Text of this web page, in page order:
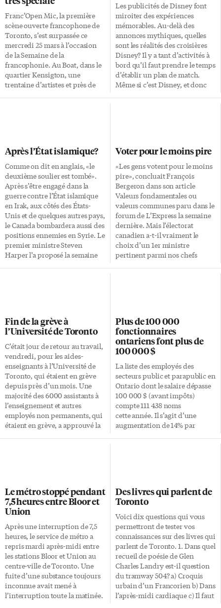
Franc’Open Mic, la première
scène ouverte francophone de
Toronto, s’est surpassée ce
mercredi 25 mars à l’occasion
de la Semaine de la
francophonie. Au Boat, dans le
quartier Kensigton, une
trentaine d’artistes et près de
Franc’Open Mic avec un
enthousiasme et un
dynamisme sans précédent.
Côté chansons, ce sont les
Coureurs des bois, tout droit
venus de Penetanguishene, qui
ont ouvert le bal. Puis, Luce
accompagnée de son ukulélé a
revisité le célèbre San Francisco
de Maxime […]
Les publicités de Disney font
miroiter des expériences
mémorables. Au-delà des
annonces mythiques, quelles
sont les réalités des croisières
Disney? Il y a tant d’activités à
bord qu’il faut prendre le temps
d’établir un plan de match.
Même si c’est Disney, et donc
systèmes et que les enfants
s’acclimatent à cet
environnement survolté. Nous
avons fait sur le Disney Dream
une croisière de trois nuitées,
fort pratique pour tant de […]
Après l’État islamique?
Comme on dit en anglais, «le
deuxième soulier est tombé».
Après s’être engagé dans la
guerre contre l’État islamique
en Irak, aux côtés des États-
Unis et de quelques autres pays,
le Canada bombardera aussi des
positions ennemies en Syrie. Le
premier ministre Steven
Harper l’a proposé la semaine
Démocrates et Libéraux à
réaffirmer leur opposition à
cette mission, car elle est
relativement populaire au sein
de la population canadienne.
L’État islamique (ÉI ou Daesch,
l’acronyme arabe de Dawlat […]
Voter pour le moins pire
«Les gens votent pour le moins
pire», concluait François
Bergeron dans son article
Valeurs fondamentales ou
valeurs communes paru dans le
forum de L’Express la semaine
dernière. Mais l’électorat
canadien a-t-il vraiment le
choix d’un 1er ministre
pertinent parmi nos chefs
inspirer. D’aucuns perçoivent
Harper comme un guerrier,
républicain américain de
droite… Mulcair tel un
socialiste modéré sans charisme
ni créativité… et Trudeau, un
jeune traditionaliste immature
et démodé… Reste Elizabeth […]
Fin de la grève à
l’Université de Toronto
C’était jour de retour au travail,
vendredi, pour les aides-
enseignants à l’Université de
Toronto, qui étaient en grève
depuis près d’un mois. Une
majorité des 6000 assistants à
l’enseignement et autres
employés non permanents, qui
étaient en grève, a approuvé la
avant la fin de la session et les
examens finaux. «À tous les
étudiants qui ont enduré
incertitude et inquiétude
durant une période cruciale de
l’année, surtout les finissants,
merci de votre patience», […]
Plus de 100 000
fonctionnaires
ontariens font plus de
100 000 $
La liste des employés des
secteurs public et parapublic en
Ontario dont le salaire dépasse
100 000 $ (avant impôts)
compte 111 438 noms
cette année. Il s’agit d’une
augmentation de 14% par
indiqué Deb Matthews,
présidente du Conseil du
Trésor de l’Ontario. La
publication annuelle de la liste
avait commencé sous le
gouvernement conservateur de
Mike Harris en 1996. La liste
contient les noms et la
rémunération des membres du
Cabinet provincial et des élus
municipaux, mais aussi de
hauts […]
Le métro stoppé pendant
7,5 heures entre Bloor et
Union
Après une interruption de 7,5
heures, le service de métro a
repris mardi après-midi entre
les stations Bloor et Union au
centre-ville de Toronto. Une
fuite d’une substance toujours
inconnue avait mené à
l’interruption toute la matinée.
Des livres qui parlent de
Toronto
Voici dix questions qui vous
permettront de tester vos
connaissances sur des livres qui
parlent de Toronto. 1. Dans quel
recueil de poésie de Glen
Charles Landry est-il question
du tramway 504? a) Croquis
urbain d’un Francorien b) Dans
l’après-midi cardiaque c) Il faut